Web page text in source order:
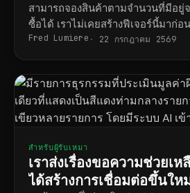
สามารถจองสินค้าตามจำนวนที่มีอยู่
ซื้อได้ เราไม่เคยสร้างฟีเจอร์นี้มาก่
ระบบ AI บนแพลตฟอร์มที่เน้น AI ของ
Fred Lumiere 22 กรกฎาคม 2569
สำหรับผู้รับเหมา
เราส่งเรื่องขอความช่วยเห
ได้สร้างการเชื่อมต่อขึ้นให